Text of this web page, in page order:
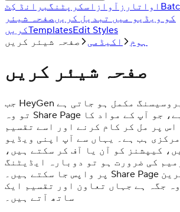
اواتارز آواز اسکرپٹنگبرانڈ کِٹ
کو ویڈیو میں تبدیل کریںصفحہ شیئر
کریںTemplatesEdit Styles
ہوم
اکیڈمی صفحہ شیئر کریں
صفحہ شیئر کریں
جب HeyGen میں ویڈیو کی پروسیسنگ مکمل ہو جاتی ہے
تو وہ Share Page پر کھلتی ہے، جو آپ کے مواد کا
پر مل کر کام کرنے اور اسے تقسیم
ہب ہے۔ یہاں سے آپ اپنی ویڈیو
کیپشنز کو آن یا آف کر سکتے ہیں،
کی ضرورت ہو تو دوبارہ ایڈیٹنگ
پر واپس جا سکتے ہیں۔ Share Page صرف پلے بیک اسکرین
جگہ ہے جہاں تعاون اور تقسیم ایک
ساتھ آتے ہیں۔